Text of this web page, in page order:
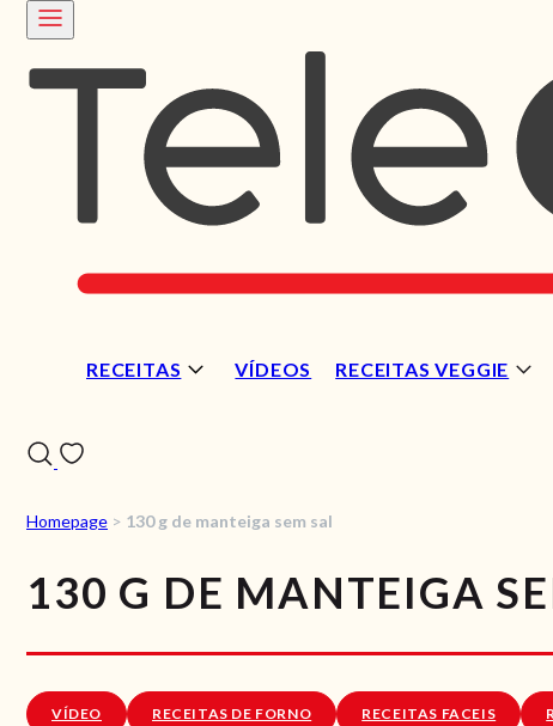
RECEITAS VÍDEOS RECEITAS VEGGIE
Homepage > 130 g de manteiga sem sal
130 G DE MANTEIGA
VÍDEO RECEITAS DE FORNO RECEITAS FACEIS